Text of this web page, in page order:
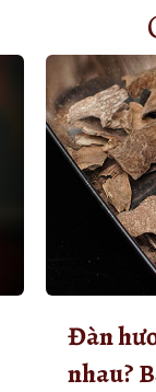
Đàn
nhau?